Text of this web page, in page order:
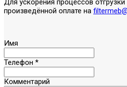
Для ускорения процессов
произведённой оплате на
Имя
Телефон *
Комментарий